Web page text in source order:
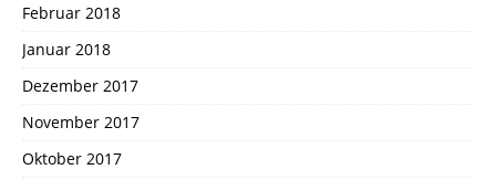
Februar 2018
Januar 2018
Dezember 2017
November 2017
Oktober 2017